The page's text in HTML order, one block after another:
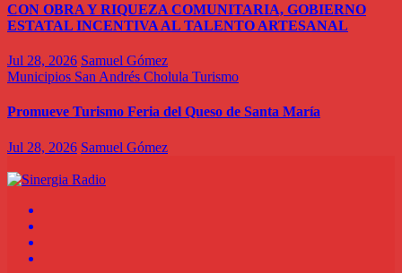
CON OBRA Y RIQUEZA COMUNITARIA, GOBIERNO
ESTATAL INCENTIVA AL TALENTO ARTESANAL
Jul 28, 2026 Samuel Gómez
Municipios San Andrés Cholula Turismo
Promueve Turismo Feria del Queso de Santa María
Jul 28, 2026 Samuel Gómez